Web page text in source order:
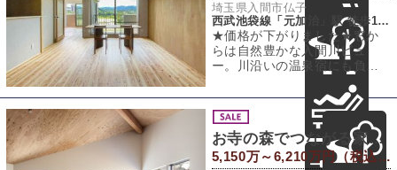
埼玉県入間市仏子
西武池袋線「元加治」駅 徒歩12分
★価格が下がりました★窓か
らは自然豊かな入間川ビュ
ー。川沿いの温泉宿にも負け
ない「川と緑と空の景色」を
楽しめる環境。そし
お寺の森でつながる家、つくろう！
5,150万～6,210万円（税込） / 81～90.1㎡（建物） 97.9～104.9㎡（敷地）